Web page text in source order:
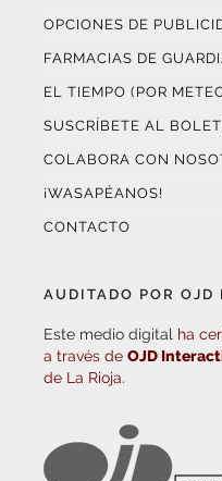
OPCIONES DE
FARMACIAS DE
EL TIEMPO (POR
SUSCRÍBETE AL
COLABORA CON
¡WASAPÉANOS!
CONTACTO
AUDITADO POR OJD
Este medio digital ha
a través de OJD
de La Rioja.